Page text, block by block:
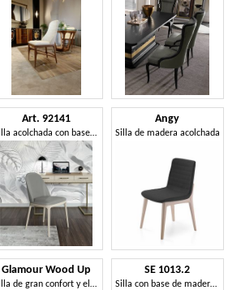
Art. 92141
Silla acolchada con base de madera.
Angy
Silla de madera acolchada
Glamour Wood Up
Silla de gran confort y elegancia
SE 1013.2
Silla con base de madera lacada, tapado, durante hoteles